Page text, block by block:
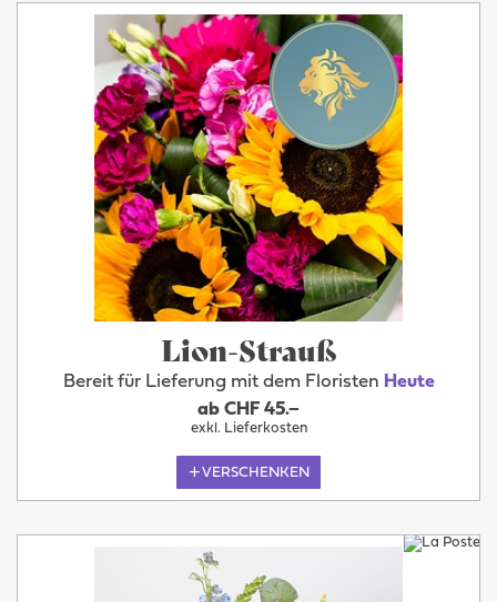
Lion-Strauß
Bereit für Lieferung mit dem Floristen Heute
ab CHF 45.–
exkl. Lieferkosten
VERSCHENKEN